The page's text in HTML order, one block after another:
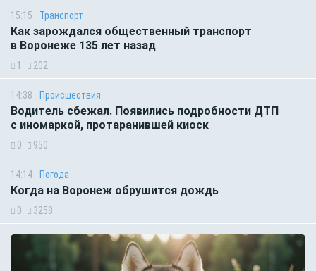
15:15 Транспорт
Как зарождался общественный транспорт
в Воронеже 135 лет назад
1 202
14:38 Происшествия
Водитель сбежал. Появились подробности ДТП
с иномаркой, протаранившей киоск
0 950
14:14 Погода
Когда на Воронеж обрушится дождь
0 3258